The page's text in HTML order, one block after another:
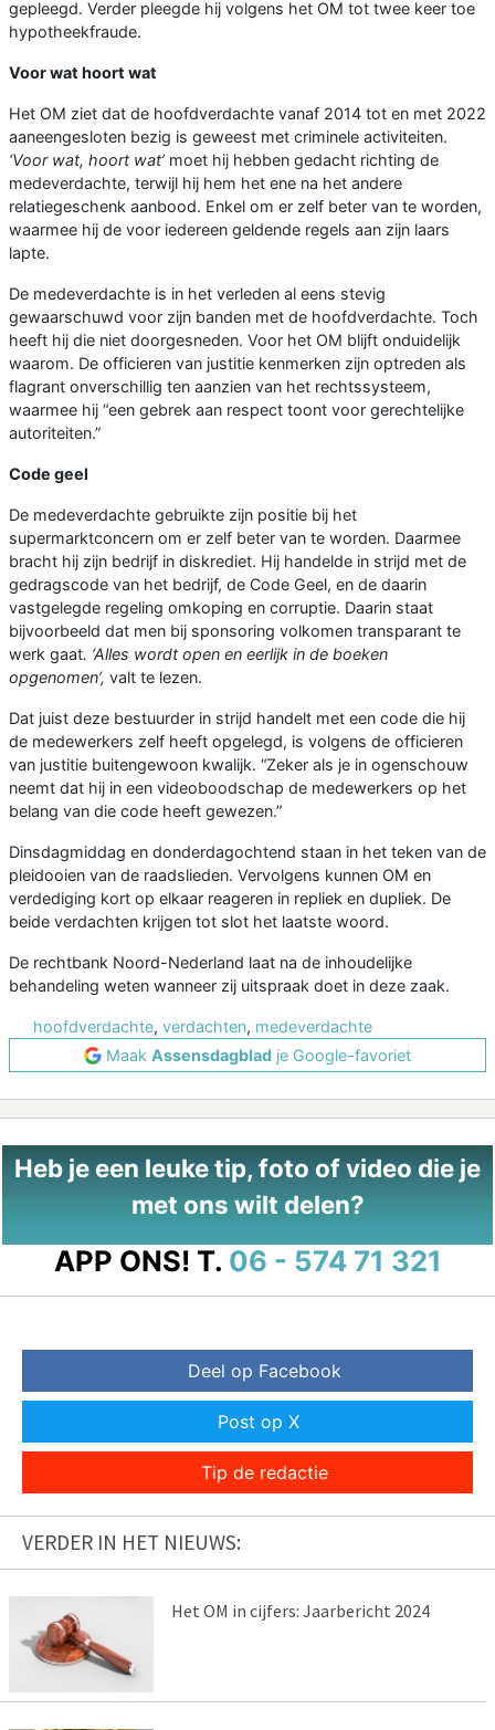
gepleegd. Verder pleegde hij volgens het OM tot twee keer toe
hypotheekfraude.
Voor wat hoort wat
Het OM ziet dat de hoofdverdachte vanaf 2014 tot en met 2022
aaneengesloten bezig is geweest met criminele activiteiten.
‘Voor wat, hoort wat’ moet hij hebben gedacht richting de
medeverdachte, terwijl hij hem het ene na het andere
relatiegeschenk aanbood. Enkel om er zelf beter van te worden,
waarmee hij de voor iedereen geldende regels aan zijn laars
lapte.
De medeverdachte is in het verleden al eens stevig
gewaarschuwd voor zijn banden met de hoofdverdachte. Toch
heeft hij die niet doorgesneden. Voor het OM blijft onduidelijk
waarom. De officieren van justitie kenmerken zijn optreden als
flagrant onverschillig ten aanzien van het rechtssysteem,
waarmee hij “een gebrek aan respect toont voor gerechtelijke
autoriteiten.”
Code geel
De medeverdachte gebruikte zijn positie bij het
supermarktconcern om er zelf beter van te worden. Daarmee
bracht hij zijn bedrijf in diskrediet. Hij handelde in strijd met de
gedragscode van het bedrijf, de Code Geel, en de daarin
vastgelegde regeling omkoping en corruptie. Daarin staat
bijvoorbeeld dat men bij sponsoring volkomen transparant te
werk gaat. ‘Alles wordt open en eerlijk in de boeken
opgenomen’, valt te lezen.
Dat juist deze bestuurder in strijd handelt met een code die hij
de medewerkers zelf heeft opgelegd, is volgens de officieren
van justitie buitengewoon kwalijk. “Zeker als je in ogenschouw
neemt dat hij in een videoboodschap de medewerkers op het
belang van die code heeft gewezen.”
Dinsdagmiddag en donderdagochtend staan in het teken van de
pleidooien van de raadslieden. Vervolgens kunnen OM en
verdediging kort op elkaar reageren in repliek en dupliek. De
beide verdachten krijgen tot slot het laatste woord.
De rechtbank Noord-Nederland laat na de inhoudelijke
behandeling weten wanneer zij uitspraak doet in deze zaak.
hoofdverdachte, verdachten, medeverdachte
Maak Assensdagblad je Google-favoriet
Heb je een leuke tip, foto of video die je
met ons wilt delen?
APP ONS! T. 06 - 574 71 321
Deel op Facebook
Post op X
Tip de redactie
VERDER IN HET NIEUWS:
Het OM in cijfers: Jaarbericht 2024